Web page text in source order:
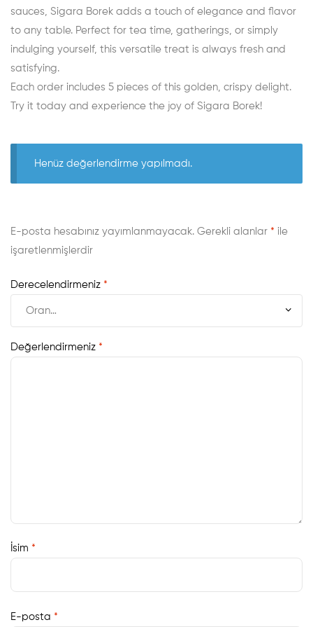
sauces, Sigara Borek adds a touch of elegance and flavor
to any table. Perfect for tea time, gatherings, or simply
indulging yourself, this versatile treat is always fresh and
satisfying.
Each order includes 5 pieces of this golden, crispy delight.
Try it today and experience the joy of Sigara Borek!
Henüz değerlendirme yapılmadı.
E-posta hesabınız yayımlanmayacak. Gerekli alanlar * ile
işaretlenmişlerdir
Derecelendirmeniz *
Değerlendirmeniz *
İsim *
E-posta *